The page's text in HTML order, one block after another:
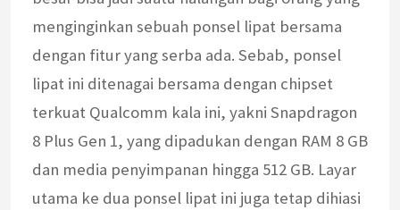
menginginkan sebuah ponsel lipat bersama
dengan fitur yang serba ada. Sebab, ponsel
lipat ini ditenagai bersama dengan chipset
terkuat Qualcomm kala ini, yakni Snapdragon
8 Plus Gen 1, yang dipadukan dengan RAM 8 GB
dan media penyimpanan hingga 512 GB. Layar
utama ke dua ponsel lipat ini juga tetap dihiasi